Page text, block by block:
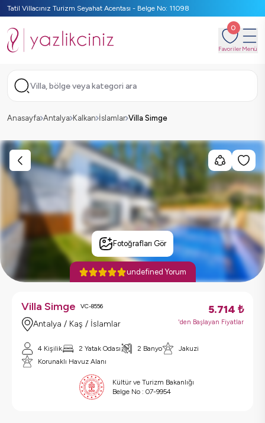
Tatil Villacınız Turizm Seyahat Acentası - Belge No: 11098
0
FavorilerMenü
Villa, bölge veya kategori ara
Anasayfa Antalya Kalkan İslamlar Villa Simge
Fotoğrafları Gör
undefined Yorum
Villa Simge VC-8556
Antalya / Kaş / İslamlar
5.714 ₺
'den Başlayan Fiyatlar
4 Kişilik 2 Yatak Odası 2 Banyo
Jakuzi
Korunaklı Havuz Alanı
Kültür ve Turizm Bakanlığı
Belge No : 07-9954